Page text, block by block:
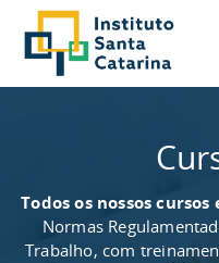
Todos os nossos cursos
Normas
Trabalho, com